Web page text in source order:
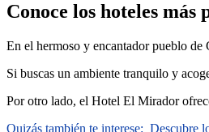
Conoce los hoteles más
En el hermoso y encantador pueblo de
Si buscas un ambiente tranquilo y
Por otro lado, el Hotel El Mirador
Quizás también te interese: Descubre